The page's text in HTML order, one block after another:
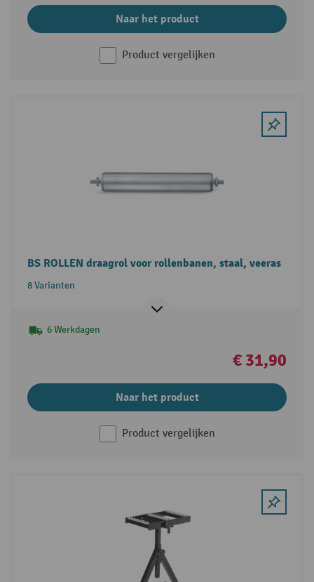
Naar het product
Product vergelijken
BS ROLLEN draagrol voor rollenbanen, staal, veeras
8 Varianten
6 Werkdagen
€ 31,90
Naar het product
Product vergelijken